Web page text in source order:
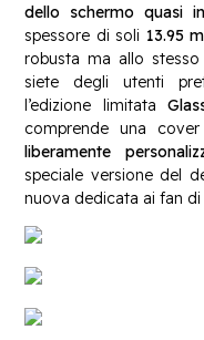
dello schermo quasi
spessore di soli 13.95
robusta ma allo
siete degli utenti
l’edizione limitata
comprende una
liberamente
speciale versione del
nuova dedicata ai fan